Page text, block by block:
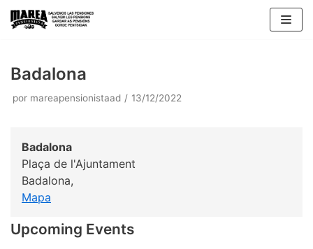
Saltar
Badalona
por mareapensionistaad 13/12/2022
Badalona
Plaça de l'Ajuntament
Badalona,
Mapa
Upcoming Events